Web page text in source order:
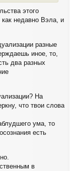
этого
недавно Вэла, и
разные
иное, то,
два разных
На
что твои слова
ума, то
есть
в